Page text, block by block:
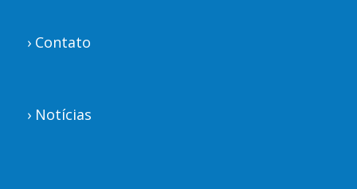
› Contato
› Notícias